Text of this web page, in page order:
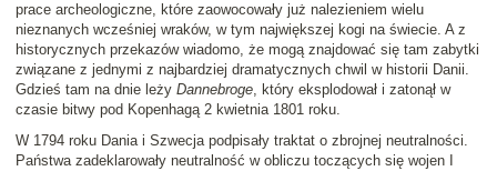
prace archeologiczne, które zaowocowały już nalezieniem wielu
nieznanych wcześniej wraków, w tym największej kogi na świecie. A z
historycznych przekazów wiadomo, że mogą znajdować się tam zabytki
związane z jednymi z najbardziej dramatycznych chwil w historii Danii.
Gdzieś tam na dnie leży Dannebroge, który eksplodował i zatonął w
czasie bitwy pod Kopenhagą 2 kwietnia 1801 roku.
W 1794 roku Dania i Szwecja podpisały traktat o zbrojnej neutralności.
Państwa zadeklarowały neutralność w obliczu toczących się wojen I